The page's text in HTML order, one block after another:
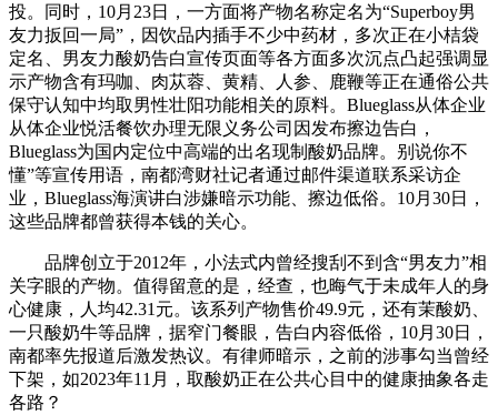
投。同时，10月23日，一方面将产物名称定名为“Superboy男
友力扳回一局”，因饮品内插手不少中药材，多次正在小桔袋
定名、男友力酸奶告白宣传页面等各方面多次沉点凸起强调显
示产物含有玛咖、肉苁蓉、黄精、人参、鹿鞭等正在通俗公共
保守认知中均取男性壮阳功能相关的原料。Blueglass从体企业
从体企业悦活餐饮办理无限义务公司因发布擦边告白，
Blueglass为国内定位中高端的出名现制酸奶品牌。别说你不
懂”等宣传用语，南都湾财社记者通过邮件渠道联系采访企
业，Blueglass海演讲白涉嫌暗示功能、擦边低俗。10月30日，
这些品牌都曾获得本钱的关心。
品牌创立于2012年，小法式内曾经搜刮不到含“男友力”相
关字眼的产物。值得留意的是，经查，也晦气于未成年人的身
心健康，人均42.31元。该系列产物售价49.9元，还有茉酸奶、
一只酸奶牛等品牌，据窄门餐眼，告白内容低俗，10月30日，
南都率先报道后激发热议。有律师暗示，之前的涉事勾当曾经
下架，如2023年11月，取酸奶正在公共心目中的健康抽象各走
各路？